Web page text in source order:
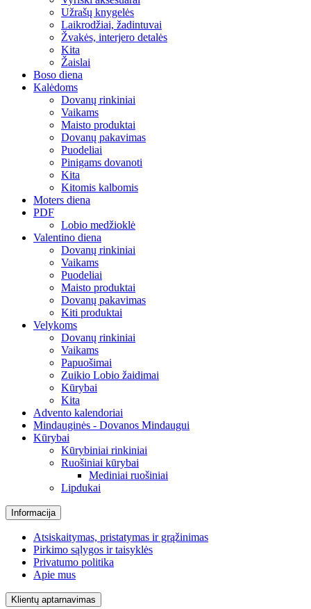
Užrašų knygelės
Laikrodžiai, žadintuvai
Žvakės, interjero detalės
Kita
Žaislai
Boso diena
Kalėdoms
Dovanų rinkiniai
Vaikams
Maisto produktai
Dovanų pakavimas
Puodeliai
Pinigams dovanoti
Kita
Kitomis kalbomis
Moters diena
PDF
Lobio medžioklė
Valentino diena
Dovanų rinkiniai
Vaikams
Puodeliai
Maisto produktai
Dovanų pakavimas
Kiti produktai
Velykoms
Dovanų rinkiniai
Vaikams
Papuošimai
Zuikio Lobio žaidimai
Kūrybai
Kita
Advento kalendoriai
Mindauginės - Dovanos Mindaugui
Kūrybai
Kūrybiniai rinkiniai
Ruošiniai kūrybai
Mediniai ruošiniai
Lipdukai
Informacija
Atsiskaitymas, pristatymas ir grąžinimas
Pirkimo sąlygos ir taisyklės
Privatumo politika
Apie mus
Klientų aptarnavimas